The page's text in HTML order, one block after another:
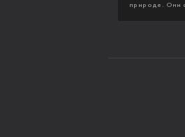
природе. Они